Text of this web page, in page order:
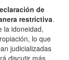
de
restrictiva.
la idoneidad,
lo que
judicializadas
discutir más